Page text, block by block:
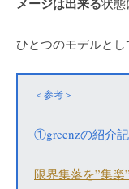
メージは出来る状態
ひとつのモデルとし
＜参考＞
①greenzの紹介
限界集落を”集